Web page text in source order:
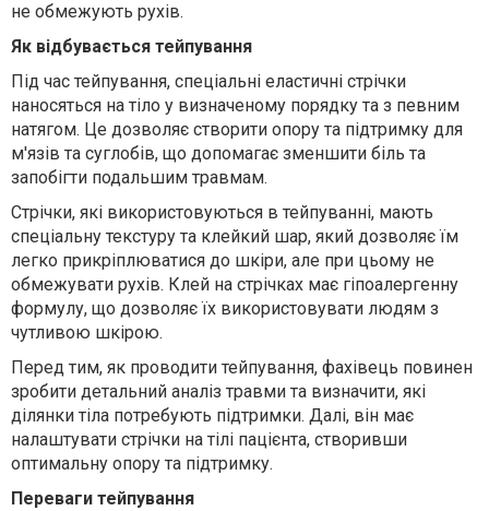
не обмежують рухів.
Як відбувається тейпування
Під час тейпування, спеціальні еластичні стрічки
наносяться на тіло у визначеному порядку та з певним
натягом. Це дозволяє створити опору та підтримку для
м'язів та суглобів, що допомагає зменшити біль та
запобігти подальшим травмам.
Стрічки, які використовуються в тейпуванні, мають
спеціальну текстуру та клейкий шар, який дозволяє їм
легко прикріплюватися до шкіри, але при цьому не
обмежувати рухів. Клей на стрічках має гіпоалергенну
формулу, що дозволяє їх використовувати людям з
чутливою шкірою.
Перед тим, як проводити тейпування, фахівець повинен
зробити детальний аналіз травми та визначити, які
ділянки тіла потребують підтримки. Далі, він має
налаштувати стрічки на тілі пацієнта, створивши
оптимальну опору та підтримку.
Переваги тейпування